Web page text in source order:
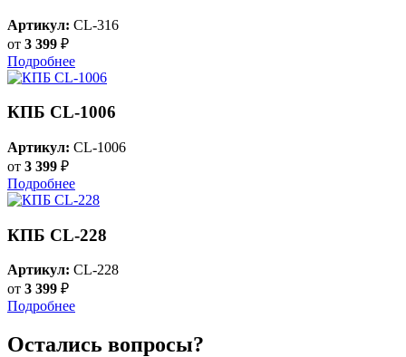
Артикул: CL-316
от 3 399 ₽
Подробнее
КПБ CL-1006
Артикул: CL-1006
от 3 399 ₽
Подробнее
КПБ CL-228
Артикул: CL-228
от 3 399 ₽
Подробнее
Остались вопросы?